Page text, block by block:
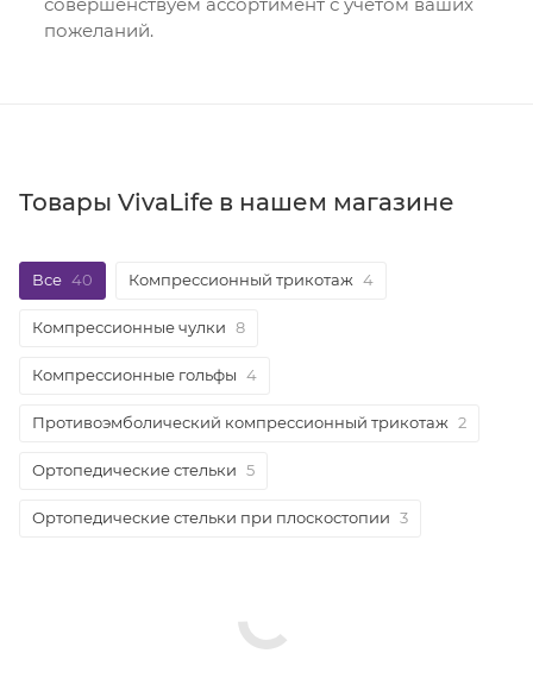
пожеланий.
Товары VivaLife в нашем магазине
Все 40 Компрессионный трикотаж 4
Компрессионные чулки 8
Компрессионные гольфы 4
Противоэмболический компрессионный трикотаж 2
Ортопедические стельки 5
Ортопедические стельки при плоскостопии 3